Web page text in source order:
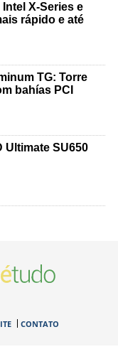
X-Series e
rápido e até
TG: Torre
bahías PCI
Ultimate SU650
CONTATO